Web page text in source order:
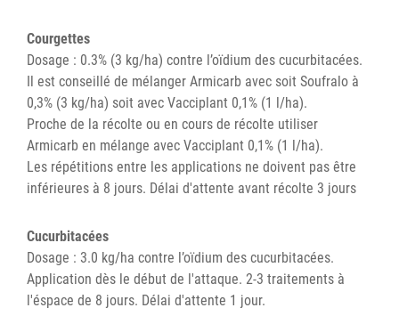
Courgettes
Dosage : 0.3% (3 kg/ha) contre l’oïdium des cucurbitacées.
Il est conseillé de mélanger Armicarb avec soit Soufralo à
0,3% (3 kg/ha) soit avec Vacciplant 0,1% (1 l/ha).
Proche de la récolte ou en cours de récolte utiliser
Armicarb en mélange avec Vacciplant 0,1% (1 l/ha).
Les répétitions entre les applications ne doivent pas être
inférieures à 8 jours. Délai d'attente avant récolte 3 jours
Cucurbitacées
Dosage : 3.0 kg/ha contre l’oïdium des cucurbitacées.
Application dès le début de l'attaque. 2-3 traitements à
l'éspace de 8 jours. Délai d'attente 1 jour.